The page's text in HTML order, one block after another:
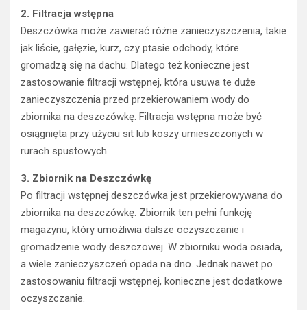
2. Filtracja wstępna
Deszczówka może zawierać różne zanieczyszczenia, takie
jak liście, gałęzie, kurz, czy ptasie odchody, które
gromadzą się na dachu. Dlatego też konieczne jest
zastosowanie filtracji wstępnej, która usuwa te duże
zanieczyszczenia przed przekierowaniem wody do
zbiornika na deszczówkę. Filtracja wstępna może być
osiągnięta przy użyciu sit lub koszy umieszczonych w
rurach spustowych.
3. Zbiornik na Deszczówkę
Po filtracji wstępnej deszczówka jest przekierowywana do
zbiornika na deszczówkę. Zbiornik ten pełni funkcję
magazynu, który umożliwia dalsze oczyszczanie i
gromadzenie wody deszczowej. W zbiorniku woda osiada,
a wiele zanieczyszczeń opada na dno. Jednak nawet po
zastosowaniu filtracji wstępnej, konieczne jest dodatkowe
oczyszczanie.